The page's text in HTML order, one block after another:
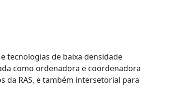
tecnologias de baixa densidade
como ordenadora e coordenadora
da RAS, e também intersetorial para